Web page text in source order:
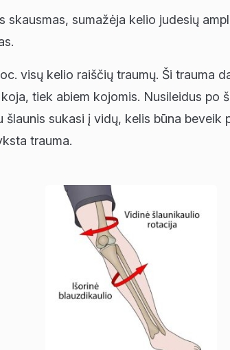
skausmas, sumažėja kelio judesių
visų kelio raiščių traumų. Ši trauma
tiek abiem kojomis. Nusileidus
sukasi į vidų, kelis būna
trauma.